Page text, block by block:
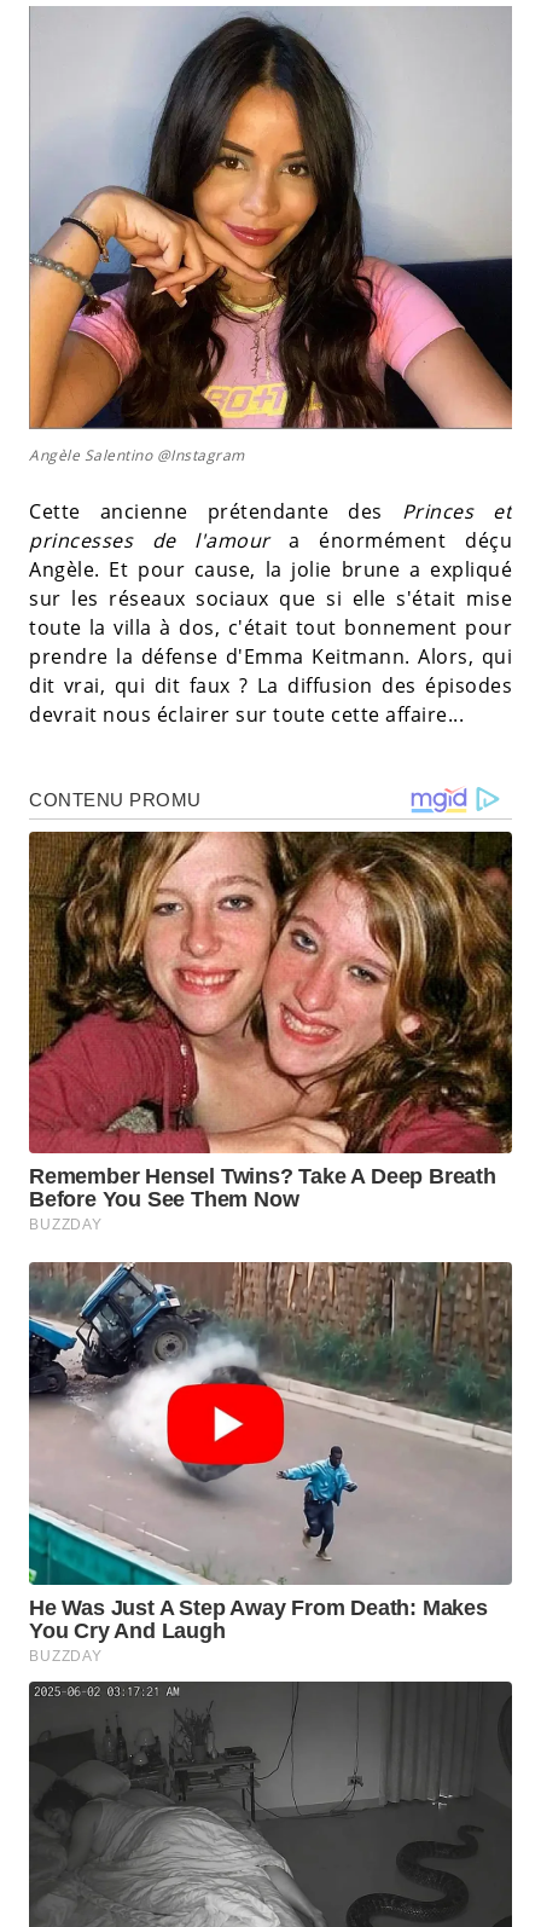
Angèle Salentino @Instagram
Cette ancienne prétendante des Princes et
princesses de l'amoura énormément déçu
Angèle. Et pour cause, la jolie brune a expliqué
sur les réseaux sociaux que si elle s'était mise
toute la villa à dos, c'était tout bonnement pour
prendre la défense d'Emma Keitmann. Alors, qui
dit vrai, qui dit faux ? La diffusion des épisodes
devrait nous éclairer sur toute cette affaire...